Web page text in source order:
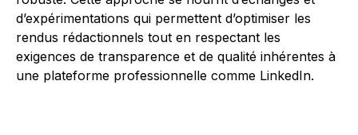
d’expérimentations qui permettent d’optimiser les
rendus rédactionnels tout en respectant les
exigences de transparence et de qualité inhérentes à
une plateforme professionnelle comme LinkedIn.